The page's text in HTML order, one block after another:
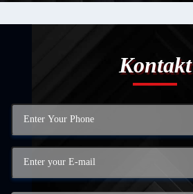
Kontakt